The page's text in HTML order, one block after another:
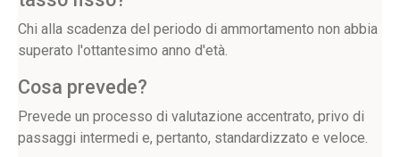
Chi alla scadenza del periodo di ammortamento non abbia
superato l'ottantesimo anno d'età.
Cosa prevede?
Prevede un processo di valutazione accentrato, privo di
passaggi intermedi e, pertanto, standardizzato e veloce.